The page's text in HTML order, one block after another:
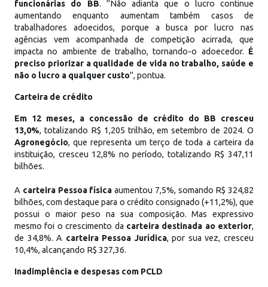
funcionárias do BB. "Não adianta que o lucro continue
aumentando enquanto aumentam também casos de
trabalhadores adoecidos, porque a busca por lucro nas
agências vem acompanhada de competição acirrada, que
impacta no ambiente de trabalho, tornando-o adoecedor. É
preciso priorizar a qualidade de vida no trabalho, saúde e
não o lucro a qualquer custo", pontua.
Carteira de crédito
Em 12 meses, a concessão de crédito do BB cresceu
13,0%, totalizando R$ 1,205 trilhão, em setembro de 2024. O
Agronegócio, que representa um terço de toda a carteira da
instituição, cresceu 12,8% no período, totalizando R$ 347,11
bilhões.
A carteira Pessoa física aumentou 7,5%, somando R$ 324,82
bilhões, com destaque para o crédito consignado (+11,2%), que
possui o maior peso na sua composição. Mas expressivo
mesmo foi o crescimento da carteira destinada ao exterior,
de 34,8%. A carteira Pessoa Jurídica, por sua vez, cresceu
10,4%, alcançando R$ 327,36.
Inadimplência e despesas com PCLD